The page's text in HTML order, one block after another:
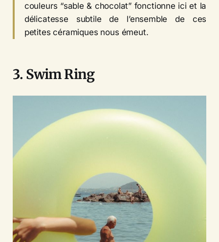
couleurs “sable & chocolat” fonctionne ici et la
délicatesse subtile de l’ensemble de ces
petites céramiques nous émeut.
3. Swim Ring